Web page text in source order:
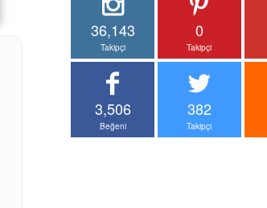
36,143
Takipçi
0
Takipçi
3,506
Beğeni
382
Takipçi